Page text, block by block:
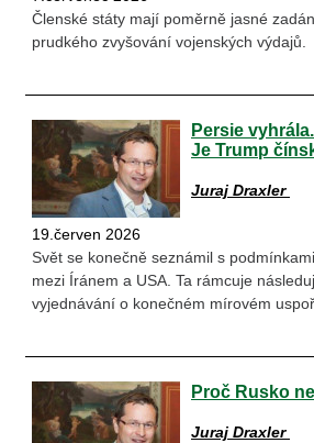
Členské státy mají poměrně jasné
prudkého zvyšování vojenských výdajů.
Persie
Je Trump
Juraj Draxler
19.červen 2026
Svět se konečně seznámil s
mezi Íránem a USA. Ta rámcuje
vyjednávání o konečném mírovém
Proč Rusko
Juraj Draxler